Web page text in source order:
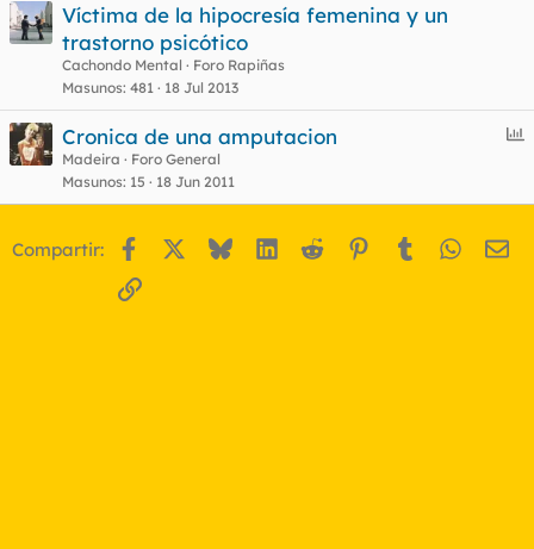
Víctima de la hipocresía femenina y un
trastorno psicótico
Cachondo Mental
Foro Rapiñas
Masunos 481 18 Jul 2013
E
u
Cronica de una amputacion
Madeira
Foro General
Masunos 15 18 Jun 2011
Compartir: Facebook BlueskyLinkedIn
Reddit Pinterest
Tumblr
Enlace